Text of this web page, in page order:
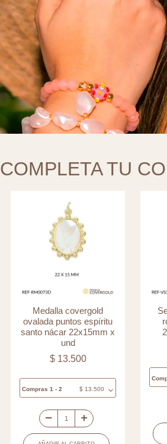
COMPLETA TU
Medalla covergold
ovalada puntos espíritu
santo nácar 22x15mm x
und
$13.500
Compras 1 - 2 $13.500
Medalla
covergold